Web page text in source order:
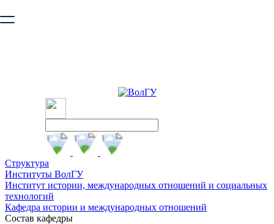
безопасную работу с сайтом. Пожалуйста
Структура
Институты ВолГУ
Институт истории, международных отношений и социальных
технологий
Кафедра истории и международных отношений
Состав кафедры